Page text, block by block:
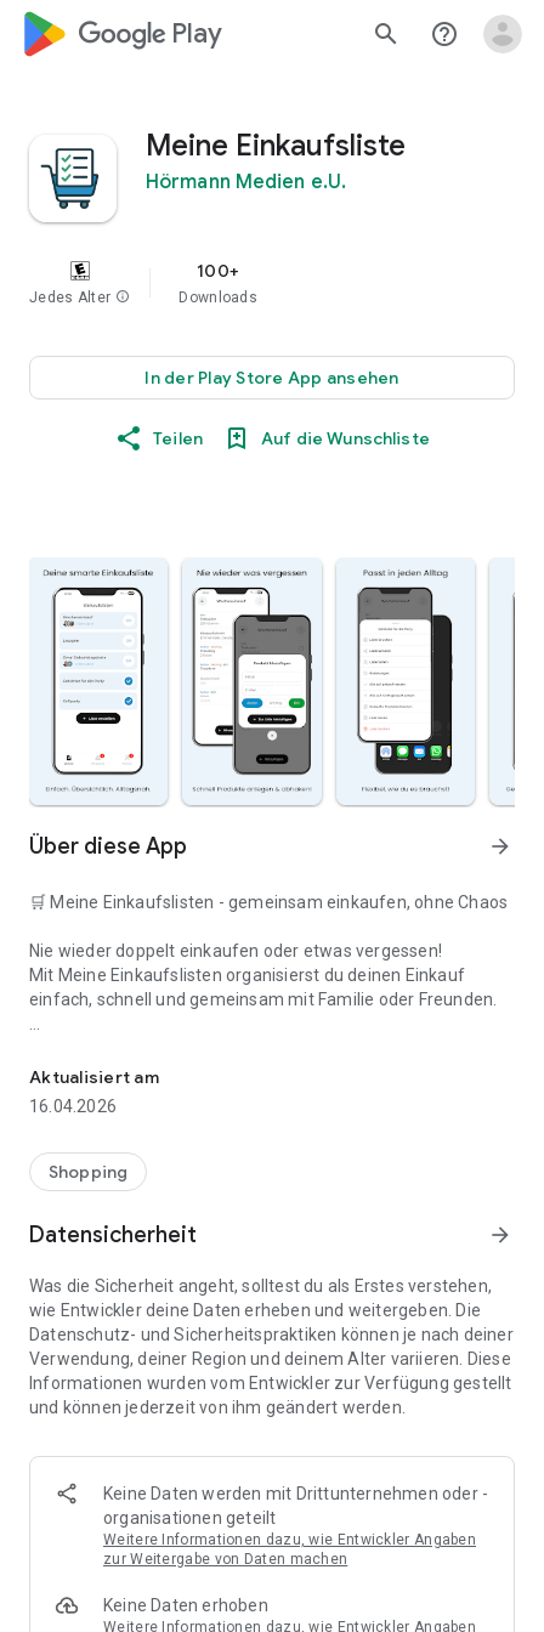
google_logo Play search help_outline
Meine Einkaufsliste
Hörmann Medien e.U.
Jedes Alter info
100+
Downloads
In der Play Store App ansehen
Teilen Auf die Wunschliste
Über diese App arrow_forward
🛒 Meine Einkaufslisten - gemeinsam einkaufen, ohne Chaos
Nie wieder doppelt einkaufen oder etwas vergessen!
Mit Meine Einkaufslisten organisierst du deinen Einkauf
einfach, schnell und gemeinsam mit Familie oder Freunden.
👨‍👩‍👧 Gemeinsame Einkaufslisten in Echtzeit: Alle sehen
⚡ Superschnell & einfach: Liste in Sekunden erstellen und
sofort loslegen.
📱 Immer dabei: Deine Einkaufsliste ist jederzeit auf deinem
🤝 Teilen leicht gemacht: Lade andere ein und erledigt den
Einkauf gemeinsam.
🍳 Zutaten direkt aus Rezepten übernehmen: Importiere
Zutaten von Rezept-Webseiten und verwandle sie
🚀 DEINE VORTEILE IM ALLTAG
* Nie wieder doppelte Einkäufe
* Kein Chaos mehr beim Einkaufen
* Bessere Abstimmung mit Familie & Freunden
* Perfekt für die Essensplanung
Aktualisiert am
16.04.2026
Shopping
Datensicherheit arrow_forward
Was die Sicherheit angeht, solltest du als Erstes verstehen,
wie Entwickler deine Daten erheben und weitergeben. Die
Datenschutz- und Sicherheitspraktiken können je nach deiner
Verwendung, deiner Region und deinem Alter variieren. Diese
Informationen wurden vom Entwickler zur Verfügung gestellt
und können jederzeit von ihm geändert werden.
Keine Daten werden mit Drittunternehmen oder -
organisationen geteilt
Weitere Informationen dazu, wie Entwickler Angaben
zur Weitergabe von Daten machen
Keine Daten erhoben
Weitere Informationen dazu, wie Entwickler Angaben